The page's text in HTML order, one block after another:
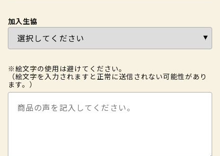
加入生協
※絵文字の使用は避けてください。
（絵文字を入力されますと正常に送信されない可能性があり
ます。）